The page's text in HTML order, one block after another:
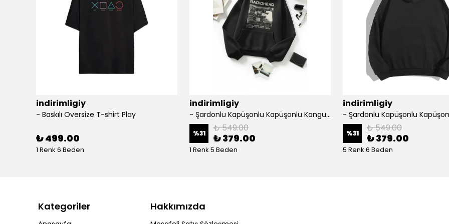
indirimligiy
- Baskılı Oversize T-shirt Play
₺ 499.00
1 Renk 6 Beden
indirimligiy
- Şardonlu Kapüşonlu Kapüşonlu Kanguru Cep Oversize Lastik Paça Sweatshirt Takimi
%31 ₺ 549.00
₺ 379.00
1 Renk 5 Beden
indirimligiy
%31 ₺ 549.00
₺ 379.00
5 Renk 6 Beden
Kategoriler Hakkımızda